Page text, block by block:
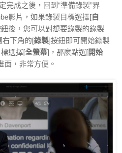
完成之後，回到“準備錄製”界
影片，如果錄製目標選擇[自
後，您可以對想要錄製的錄製
右下角的[錄製]按鈕即可開始錄製
選擇[全螢幕]，那麼點選[開始
面，非常方便。